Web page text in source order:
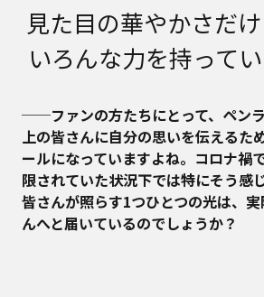
見た目の華やかさだけ
いろんな力を持って
──ファンの方たちにとって、ペン
上の皆さんに自分の思いを伝えるた
ールになっていますよね。コロナ禍
限されていた状況下では特にそう感
皆さんが照らす1つひとつの光は、
んへと届いているのでしょうか？